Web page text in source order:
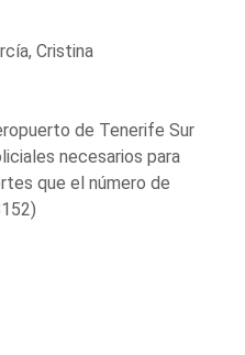
Cristina
de Tenerife Sur
necesarios para
que el número de